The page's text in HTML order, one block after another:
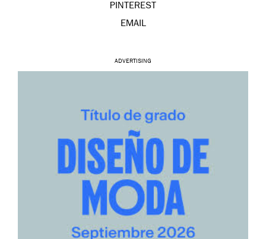
PINTEREST
EMAIL
ADVERTISING